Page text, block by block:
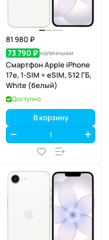
81 980 ₽
73 790 ₽ наличными
Смартфон Apple iPhone
17e, 1-SIM + eSIM, 512 ГБ,
White (белый)
Доступно
В корзину